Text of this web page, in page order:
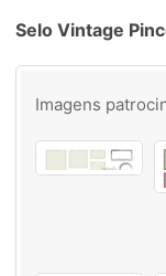
Selo Vintage
Imagens